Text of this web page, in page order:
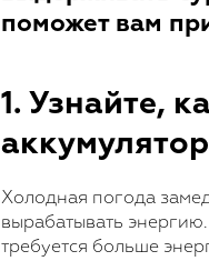
поможет вам
1. Узнайте,
Холодная погода
вырабатывать
требуется больше